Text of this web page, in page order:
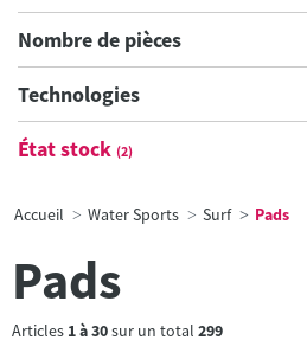
Nombre de pièces
Technologies
État stock (2)
Accueil Water Sports Surf Pads
Pads
Articles 1à30sur un total 299